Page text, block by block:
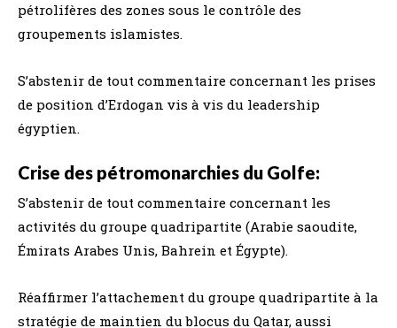
pétrolifères des zones sous le contrôle des
groupements islamistes.
S’abstenir de tout commentaire concernant les prises
de position d’Erdogan vis à vis du leadership
égyptien.
Crise des pétromonarchies du Golfe:
S’abstenir de tout commentaire concernant les
activités du groupe quadripartite (Arabie saoudite,
Émirats Arabes Unis, Bahrein et Égypte).
Réaffirmer l’attachement du groupe quadripartite à la
stratégie de maintien du blocus du Qatar, aussi